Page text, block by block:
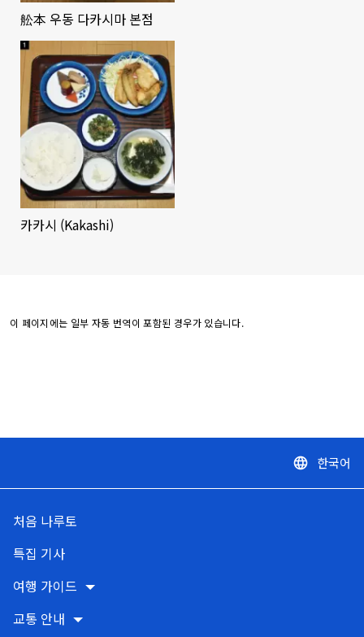
舩本 우동 다카시마 본점
카카시 (Kakashi)
이 페이지에는 일부 자동 번역이 포함된 경우가 있습니다.
language 한국어
처음 나루토
특집 기사
여행 가이드
교통 안내